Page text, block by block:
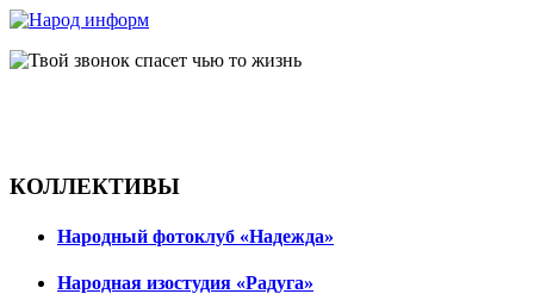
КОЛЛЕКТИВЫ
Народный фотоклуб «Надежда»
Народная изостудия «Радуга»